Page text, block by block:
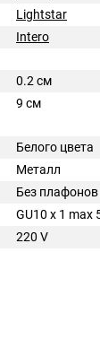
Lightstar
Intero
0.2 см
9 см
Белого цвета
Металл
Без плафонов
GU10 x 1 max
220 V